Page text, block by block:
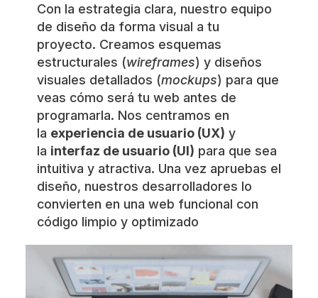
Con la estrategia clara, nuestro equipo
de diseño da forma visual a tu
proyecto. Creamos esquemas
estructurales (wireframes) y diseños
visuales detallados (mockups) para que
veas cómo será tu web antes de
programarla. Nos centramos en
la experiencia de usuario (UX) y
la interfaz de usuario (UI) para que sea
intuitiva y atractiva. Una vez apruebas el
diseño, nuestros desarrolladores lo
convierten en una web funcional con
código limpio y optimizado